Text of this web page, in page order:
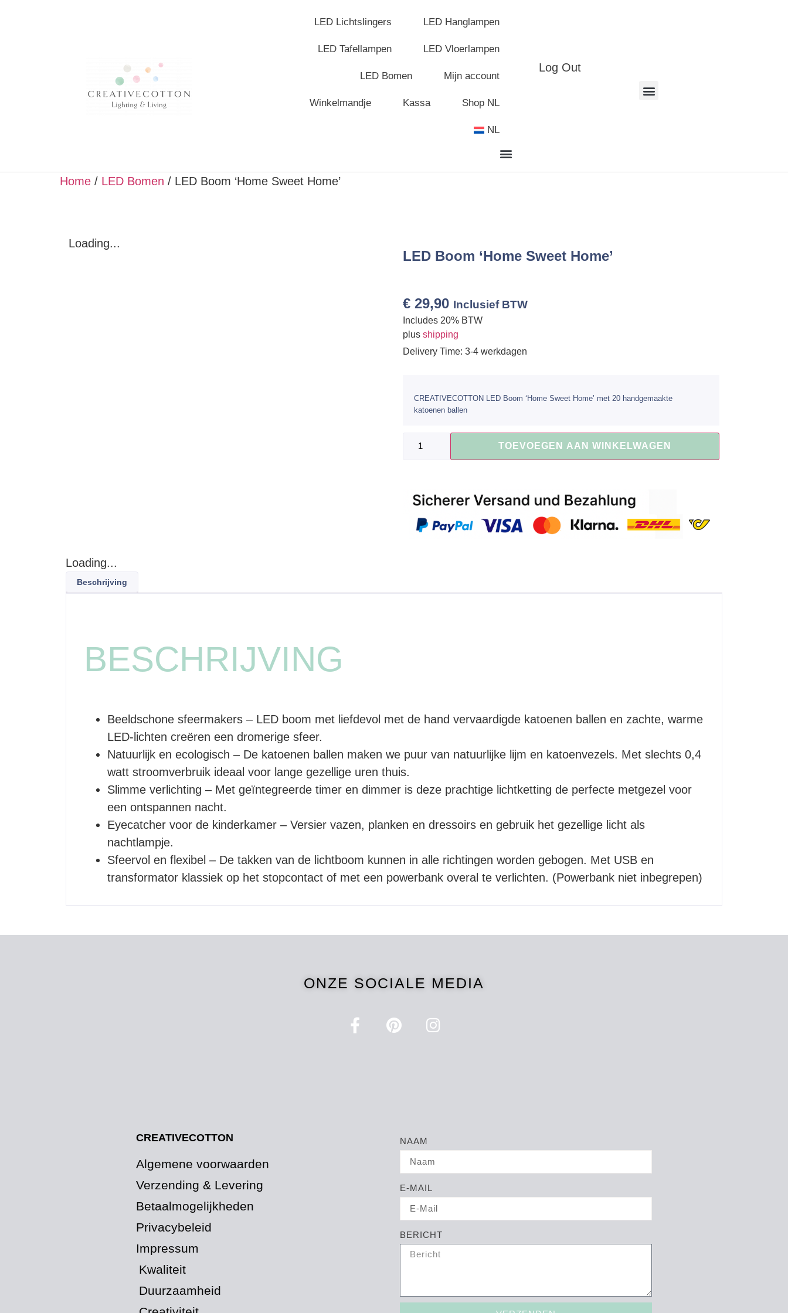
LED Lichtslingers LED Hanglampen
LED Tafellampen LED Vloerlampen
LED Bomen Mijn account
Winkelmandje Kassa Shop NL
NL
Log Out
Home / LED Bomen / LED Boom ‘Home Sweet Home’
Loading...
LED Boom ‘Home Sweet Home’
€ 29,90 Inclusief BTW
Includes 20% BTW
plus shipping
Delivery Time: 3-4 werkdagen
CREATIVECOTTON LED Boom ‘Home Sweet Home’ met 20 handgemaakte
katoenen ballen
TOEVOEGEN AAN WINKELWAGEN
Loading...
Beschrijving
BESCHRIJVING
Beeldschone sfeermakers – LED boom met liefdevol met de hand vervaardigde katoenen ballen en zachte, warme
LED-lichten creëren een dromerige sfeer.
Natuurlijk en ecologisch – De katoenen ballen maken we puur van natuurlijke lijm en katoenvezels. Met slechts 0,4
watt stroomverbruik ideaal voor lange gezellige uren thuis.
Slimme verlichting – Met geïntegreerde timer en dimmer is deze prachtige lichtketting de perfecte metgezel voor
een ontspannen nacht.
Eyecatcher voor de kinderkamer – Versier vazen, planken en dressoirs en gebruik het gezellige licht als
nachtlampje.
Sfeervol en flexibel – De takken van de lichtboom kunnen in alle richtingen worden gebogen. Met USB en
transformator klassiek op het stopcontact of met een powerbank overal te verlichten. (Powerbank niet inbegrepen)
ONZE SOCIALE MEDIA
CREATIVECOTTON
Algemene voorwaarden
Verzending & Levering
Betaalmogelijkheden
Privacybeleid
Impressum
Kwaliteit
Duurzaamheid
NAAM
E-MAIL
BERICHT